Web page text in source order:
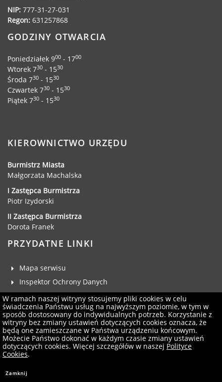
NIP: 777-31-27-031
Regon: 631257868
GODZINY OTWARCIA
Poniedziałek 900 - 1700
Wtorek 730 - 1530
Środa 730 - 1530
Czwartek 730 - 1530
Piątek 730 - 1530
KIEROWNICTWO URZĘDU
Burmistrz Miasta
Małgorzata Machalska
I Zastępca Burmistrza
Piotr Izydorski
II Zastępca Burmistrza
Dorota Franek
PRZYDATNE LINKI
Mapa serwisu
Inspektor Ochrony Danych
Deklaracja dostępności
Klauzula RODO
Zgłoś uwagi
Administrator serwisu
Newsletter
W ramach naszej witryny stosujemy pliki cookies w celu
świadczenia Państwu usług na najwyższym poziomie, w tym w
sposób dostosowany do indywidualnych potrzeb. Korzystanie z
witryny bez zmiany ustawień dotyczących cookies oznacza, że
będą one zamieszczane w Państwa urządzeniu końcowym.
Możecie Państwo dokonać w każdym czasie zmiany ustawień
dotyczących cookies. Więcej szczegółów w naszej Polityce
Cookies.
Zamknij